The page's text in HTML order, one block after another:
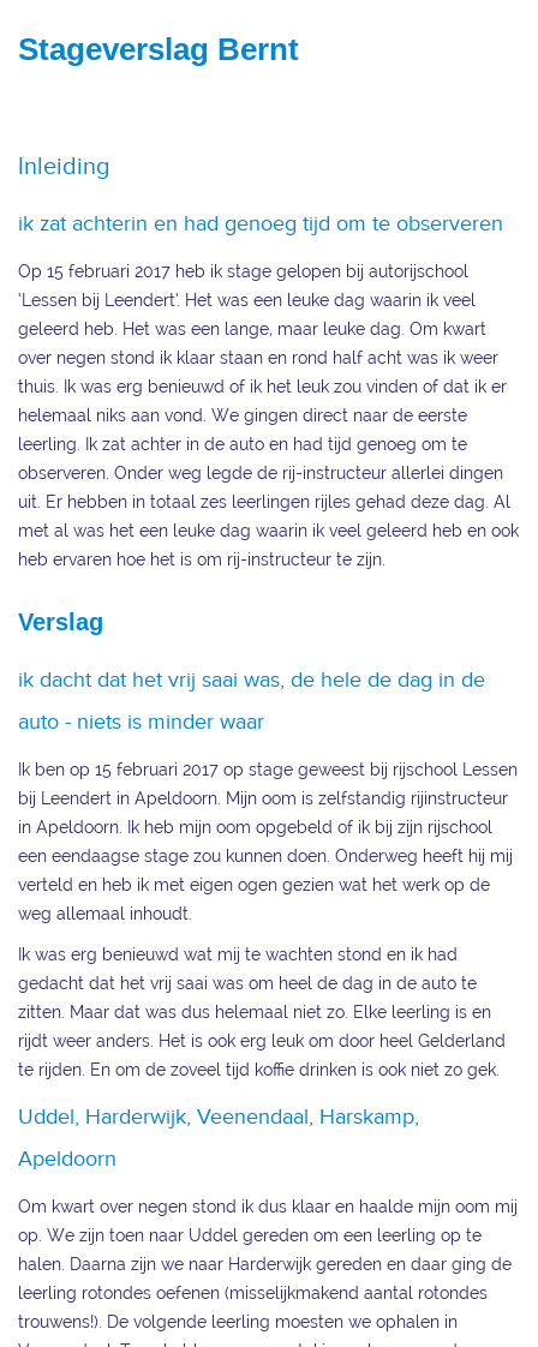
Stageverslag Bernt
Inleiding
ik zat achterin en had genoeg tijd om te observeren
Op 15 februari 2017 heb ik stage gelopen bij autorijschool
‘Lessen bij Leendert’. Het was een leuke dag waarin ik veel
geleerd heb. Het was een lange, maar leuke dag. Om kwart
over negen stond ik klaar staan en rond half acht was ik weer
thuis. Ik was erg benieuwd of ik het leuk zou vinden of dat ik er
helemaal niks aan vond. We gingen direct naar de eerste
leerling. Ik zat achter in de auto en had tijd genoeg om te
observeren. Onder weg legde de rij-instructeur allerlei dingen
uit. Er hebben in totaal zes leerlingen rijles gehad deze dag. Al
met al was het een leuke dag waarin ik veel geleerd heb en ook
heb ervaren hoe het is om rij-instructeur te zijn.
Verslag
ik dacht dat het vrij saai was, de hele de dag in de
auto - niets is minder waar
Ik ben op 15 februari 2017 op stage geweest bij rijschool Lessen
bij Leendert in Apeldoorn. Mijn oom is zelfstandig rijinstructeur
in Apeldoorn. Ik heb mijn oom opgebeld of ik bij zijn rijschool
een eendaagse stage zou kunnen doen. Onderweg heeft hij mij
verteld en heb ik met eigen ogen gezien wat het werk op de
weg allemaal inhoudt.
Ik was erg benieuwd wat mij te wachten stond en ik had
gedacht dat het vrij saai was om heel de dag in de auto te
zitten. Maar dat was dus helemaal niet zo. Elke leerling is en
rijdt weer anders. Het is ook erg leuk om door heel Gelderland
te rijden. En om de zoveel tijd koffie drinken is ook niet zo gek.
Uddel, Harderwijk, Veenendaal, Harskamp,
Apeldoorn
Om kwart over negen stond ik dus klaar en haalde mijn oom mij
op. We zijn toen naar Uddel gereden om een leerling op te
halen. Daarna zijn we naar Harderwijk gereden en daar ging de
leerling rotondes oefenen (misselijkmakend aantal rotondes
trouwens!). De volgende leerling moesten we ophalen in